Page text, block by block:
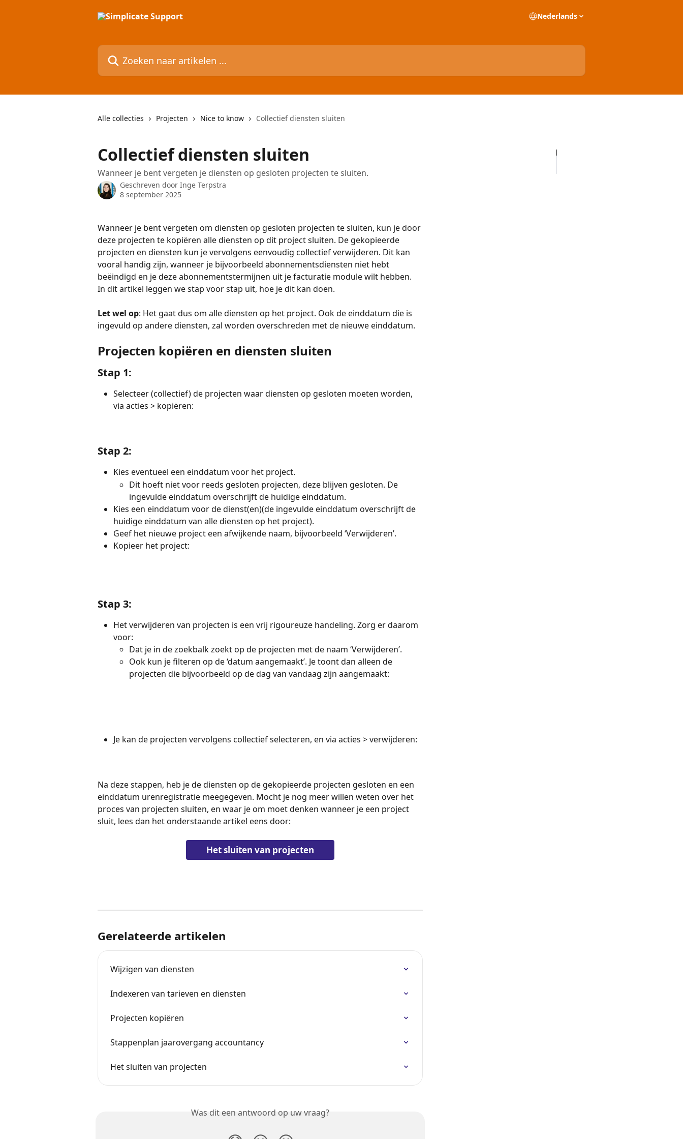
Nederlands
Zoeken naar artikelen ...
Alle collecties Projecten Nice to know Collectief diensten sluiten
Collectief diensten sluiten
Wanneer je bent vergeten je diensten op gesloten projecten te sluiten.
Geschreven door Inge Terpstra
8 september 2025
Wanneer je bent vergeten om diensten op gesloten projecten te sluiten, kun je door
deze projecten te kopiëren alle diensten op dit project sluiten. De gekopieerde
projecten en diensten kun je vervolgens eenvoudig collectief verwijderen. Dit kan
vooral handig zijn, wanneer je bijvoorbeeld abonnementsdiensten niet hebt
beëindigd en je deze abonnementstermijnen uit je facturatie module wilt hebben.
In dit artikel leggen we stap voor stap uit, hoe je dit kan doen.
Let wel op: Het gaat dus om alle diensten op het project. Ook de einddatum die is
ingevuld op andere diensten, zal worden overschreden met de nieuwe einddatum.
Projecten kopiëren en diensten sluiten
Stap 1:
Selecteer (collectief) de projecten waar diensten op gesloten moeten worden,
via acties > kopiëren:
Stap 2:
Kies eventueel een einddatum voor het project.
Dit hoeft niet voor reeds gesloten projecten, deze blijven gesloten. De
ingevulde einddatum overschrijft de huidige einddatum.
Kies een einddatum voor de dienst(en)(de ingevulde einddatum overschrijft de
huidige einddatum van alle diensten op het project).
Geef het nieuwe project een afwijkende naam, bijvoorbeeld ‘Verwijderen’.
Kopieer het project:
Stap 3:
Het verwijderen van projecten is een vrij rigoureuze handeling. Zorg er daarom
voor:
Dat je in de zoekbalk zoekt op de projecten met de naam ‘Verwijderen’.
Ook kun je filteren op de ‘datum aangemaakt’. Je toont dan alleen de
projecten die bijvoorbeeld op de dag van vandaag zijn aangemaakt:
Je kan de projecten vervolgens collectief selecteren, en via acties > verwijderen:
Na deze stappen, heb je de diensten op de gekopieerde projecten gesloten en een
einddatum urenregistratie meegegeven. Mocht je nog meer willen weten over het
proces van projecten sluiten, en waar je om moet denken wanneer je een project
sluit, lees dan het onderstaande artikel eens door:
Het sluiten van projecten
Gerelateerde artikelen
Wijzigen van diensten
Indexeren van tarieven en diensten
Projecten kopiëren
Stappenplan jaarovergang accountancy
Het sluiten van projecten
Was dit een antwoord op uw vraag?